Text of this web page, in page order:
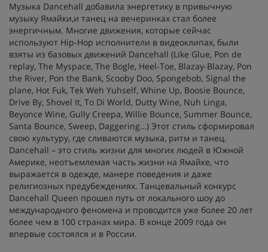
Музыка Dancehall добавила энергетику в привычную
музыку Ямайки,и танец на вечеринках стал более
энергичным. Многие движения, которые сейчас
используют Hip-Hop исполнители в видеоклипах, были
взяты из базовых движений Dancehall (Like Glue, Pon de
replay, The Myspace, The Bogle, Heel-Toe, Blazay-Blazay, Pon
the River, Pon the Bank, Scooby Doo, Spongebob, Signal the
plane, Hot Fuk, Tek Weh Yuhself, Whine Up, Boosie Bounce,
Drive By, Shovel It, To Di World, Dutty Wine, Nuh Linga,
Beyonce Wine, Gully Creepa, Willie Bounce, Summer Bounce,
Santa Bounce, Sweep, Daggering…) Этот стиль сформировал
свою культуру, где сливаются музыка, ритм и танец.
Dancehall – это стиль жизни для многих людей в Южной
Америке, неотъемлемая часть жизни на Ямайке, что
выражается в одежде, манере поведения и даже
религиозных предубеждениях. Танцевальный конкурс
Dancehall Queen прошел путь от локального шоу до
международного феномена и проводится уже более 20 лет
более чем в 100 странах мира. В конце 2009 года он
впервые состоялся и в России.